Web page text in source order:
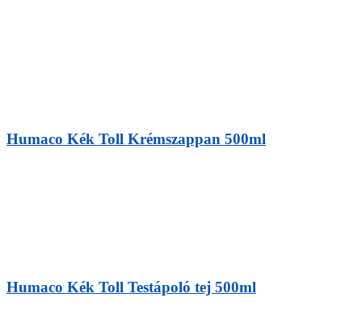
Humaco Kék Toll Krémszappan 500ml
Humaco Kék Toll Testápoló tej 500ml